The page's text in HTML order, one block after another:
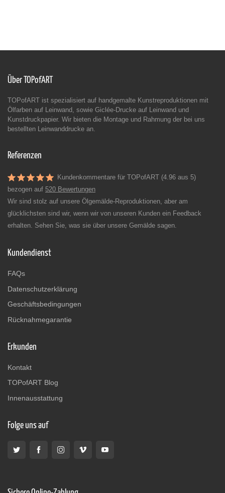
Über TOPofART
TOPofART ist spezialisiert auf handgemalte Kunstreproduktionen mit
Ölfarben auf Leinwand, sowie Giclée-Drucke auf Leinwand und
Kunstdruckpapier. Wir bieten die Montage und Rahmung der bei uns
bestellten Leinwanddrucke an.
Referenzen
Kundenkommentare für TOPofART (4.96 aus 5)
bezogen auf 520 Bewertungen
Wir sind stolz auf unsere Ölgemälde-Reproduktionen, aber am
glücklichsten sind wir, wenn wir von unseren Kunden ein Feedback
erhalten. Sehen Sie, was sie über unsere Gemälde sagen.
Kundendienst
FAQs
Datenschutzerklärung
Geschäftsbedingungen
Rücknahmegarantie
Erkunden
Kontakt
TOPofART Blog
Innenausstattung
Folge uns auf